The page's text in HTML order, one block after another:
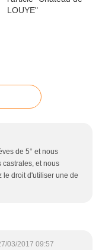
de 5° et nous
castrales, et nous
le droit d'utiliser une de
03/2017 09:57